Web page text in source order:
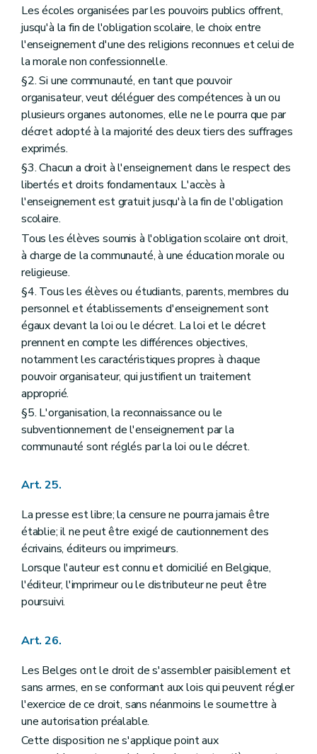
Les écoles organisées par les pouvoirs publics offrent,
jusqu'à la fin de l'obligation scolaire, le choix entre
l'enseignement d'une des religions reconnues et celui de
la morale non confessionnelle.
§2. Si une communauté, en tant que pouvoir
organisateur, veut déléguer des compétences à un ou
plusieurs organes autonomes, elle ne le pourra que par
décret adopté à la majorité des deux tiers des suffrages
exprimés.
§3. Chacun a droit à l'enseignement dans le respect des
libertés et droits fondamentaux. L'accès à
l'enseignement est gratuit jusqu'à la fin de l'obligation
scolaire.
Tous les élèves soumis à l'obligation scolaire ont droit,
à charge de la communauté, à une éducation morale ou
religieuse.
§4. Tous les élèves ou étudiants, parents, membres du
personnel et établissements d'enseignement sont
égaux devant la loi ou le décret. La loi et le décret
prennent en compte les différences objectives,
notamment les caractéristiques propres à chaque
pouvoir organisateur, qui justifient un traitement
approprié.
§5. L'organisation, la reconnaissance ou le
subventionnement de l'enseignement par la
communauté sont réglés par la loi ou le décret.
Art. 25.
La presse est libre; la censure ne pourra jamais être
établie; il ne peut être exigé de cautionnement des
écrivains, éditeurs ou imprimeurs.
Lorsque l'auteur est connu et domicilié en Belgique,
l'éditeur, l'imprimeur ou le distributeur ne peut être
poursuivi.
Art. 26.
Les Belges ont le droit de s'assembler paisiblement et
sans armes, en se conformant aux lois qui peuvent régler
l'exercice de ce droit, sans néanmoins le soumettre à
une autorisation préalable.
Cette disposition ne s'applique point aux